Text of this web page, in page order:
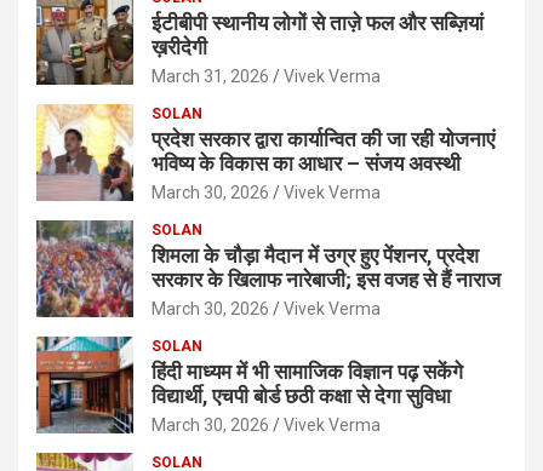
ईटीबीपी स्थानीय लोगों से ताज़े फल और सब्ज़ियां
ख़रीदेगी
March 31, 2026 Vivek Verma
SOLAN
प्रदेश सरकार द्वारा कार्यान्वित की जा रही योजनाएं
भविष्य के विकास का आधार – संजय अवस्थी
March 30, 2026 Vivek Verma
SOLAN
शिमला के चौड़ा मैदान में उग्र हुए पेंशनर, प्रदेश
सरकार के खिलाफ नारेबाजी; इस वजह से हैं नाराज
March 30, 2026 Vivek Verma
SOLAN
हिंदी माध्यम में भी सामाजिक विज्ञान पढ़ सकेंगे
विद्यार्थी, एचपी बोर्ड छठी कक्षा से देगा सुविधा
March 30, 2026 Vivek Verma
SOLAN